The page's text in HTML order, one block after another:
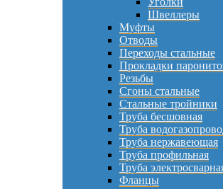
Швеллеры
Муфты
Отводы
Переходы стальные
Прокладки
Резьбы
Сгоны стальные
Стальные тройники
Труба бесшовная
Труба
Труба нержавеющая
Труба профильная
Труба
Фланцы